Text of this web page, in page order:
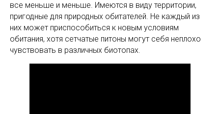
все меньше и меньше. Имеются в виду территории,
пригодные для природных обитателей. Не каждый из
них может приспособиться к новым условиям
обитания, хотя сетчатые питоны могут себя неплохо
чувствовать в различных биотопах.